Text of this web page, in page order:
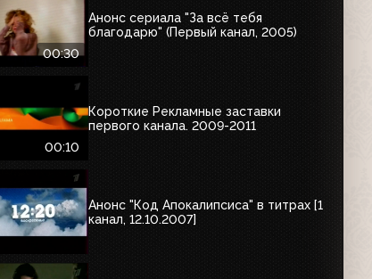
00:30
Анонс сериала "За всё тебя
благодарю" (Первый канал, 2005)
00:10
Короткие Рекламные заставки
первого канала. 2009-2011
Анонс "Код Апокалипсиса" в титрах [1
канал, 12.10.2007]